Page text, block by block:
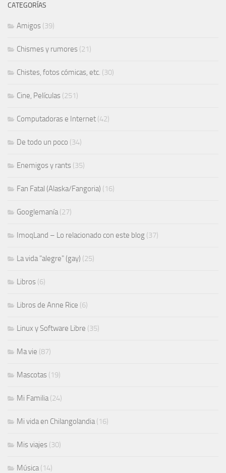
CATEGORÍAS
Amigos (39)
Chismes y rumores (21)
Chistes, fotos cómicas, etc. (30)
Cine, Películas (251)
Computadoras e Internet (42)
De todo un poco (34)
Enemigos y rants (35)
Fan Fatal (Alaska/Fangoria) (16)
Googlemanía (27)
ImoqLand – Lo relacionado con este blog (37)
La vida "alegre" (gay) (25)
Libros (6)
Libros de Anne Rice (6)
Linux y Software Libre (35)
Ma vie (87)
Mascotas (19)
Mi Familia (24)
Mi vida en Chilangolandia (16)
Mis viajes (30)
Música (14)